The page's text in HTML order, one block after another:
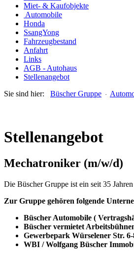
Miet- & Kaufobjekte
Automobile
Honda
SsangYong
Fahrzeugbestand
Anfahrt
Links
AGB - Autohaus
Stellenangebot
Sie sind hier: Büscher Gruppe ˙
Stellenangebot
Mechatroniker (m/w/d)
Die Büscher Gruppe ist ein seit 35
Zur Gruppe gehören folgende
Büscher Automobile (
Büscher vermietet
Gewerbepark Würselener Str.
WBI / Wolfgang Büscher